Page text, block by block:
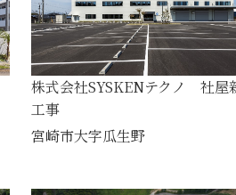
株式会社SYSKENテクノ 社屋
工事
宮崎市大字瓜生野